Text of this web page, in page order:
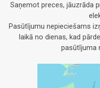
Saņemot preces, jāuzrāda
Pasūtījumu nepieciešams
laikā no dienas, kad
pasūtījuma